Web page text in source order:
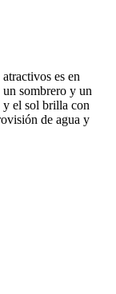
es en
sombrero y un
y el sol brilla con
de agua y